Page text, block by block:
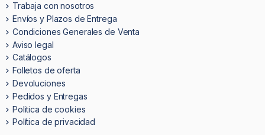
Trabaja con nosotros
Envíos y Plazos de Entrega
Condiciones Generales de Venta
Aviso legal
Catálogos
Folletos de oferta
Devoluciones
Pedidos y Entregas
Politica de cookies
Política de privacidad